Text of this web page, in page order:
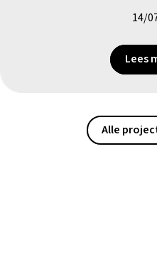
14/
Lees
Alle